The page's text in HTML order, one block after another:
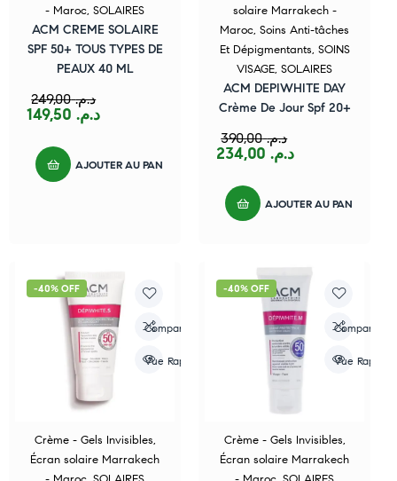
- Maroc, SOLAIRES
ACM CREME SOLAIRE
SPF 50+ TOUS TYPES DE
PEAUX 40 ML
د.م.249,00
د.م.
AJOUTER AU PANIER
solaire Marrakech -
Maroc, Soins Anti-tâches
Et Dépigmentants, SOINS
VISAGE, SOLAIRES
ACM DEPIWHITE DAY
Crème De Jour Spf 20+
د.م.390,00
د.م.
AJOUTER AU PANIER
-40% OFF
Compare
Vue Rapide
Crème - Gels Invisibles,
Écran solaire Marrakech
-40% OFF
Compare
Vue Rapide
Crème - Gels Invisibles,
Écran solaire Marrakech